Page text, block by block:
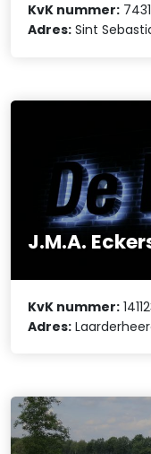
KvK nummer:
Adres: Sint
J.M.A.
KvK nummer:
Adres: